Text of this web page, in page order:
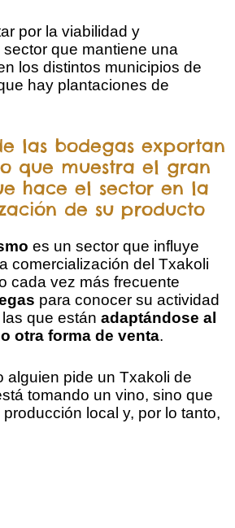
por la viabilidad y
que mantiene una
los distintos municipios de
hay plantaciones de
las bodegas exportan
que muestra el gran
hace el sector en la
de su producto
es un sector que influye
comercialización del Txakoli
cada vez más frecuente
para conocer su actividad
que están adaptándose al
otra forma de venta.
alguien pide un Txakoli de
tomando un vino, sino que
local y, por lo tanto,